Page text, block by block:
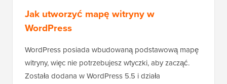
Jak utworzyć mapę witryny w
WordPress
WordPress posiada wbudowaną podstawową mapę
witryny, więc nie potrzebujesz wtyczki, aby zacząć.
Została dodana w WordPress 5.5 i działa